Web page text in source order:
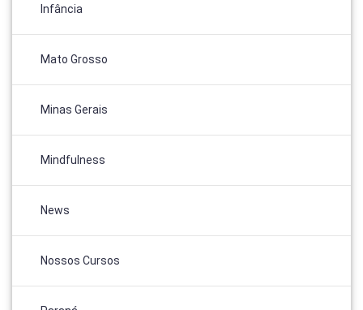
Infância
Mato Grosso
Minas Gerais
Mindfulness
News
Nossos Cursos